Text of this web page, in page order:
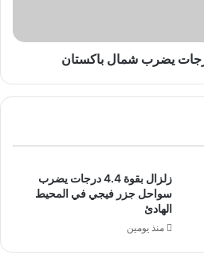
زلزال بقوة 4.4 درجات يضرب
سواحل جزر فيجي في المحيط
الهادئ
منذ يومين